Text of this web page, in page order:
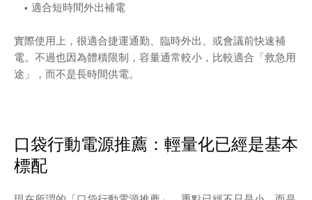
適合短時間外出補電
實際使用上，很適合捷運通勤、臨時外出、或會議前快速補
電。不過也因為體積限制，容量通常較小，比較適合「救急用
途」，而不是長時間供電。
口袋行動電源推薦：輕量化已經是基本
標配